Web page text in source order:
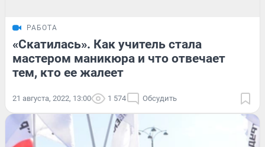
РАБОТА
«Скатилась». Как учитель стала
мастером маникюра и что отвечает
тем, кто ее жалеет
21 августа, 2022, 13:00 1 574 Обсудить